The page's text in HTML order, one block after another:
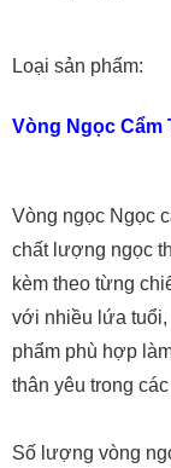
Loại sản phẩm:
Vòng Ngọc Cẩm
Vòng ngọc Ngọc
chất lượng ngọc
kèm theo từng
với nhiều lứa tuổi,
phẩm phù hợp
thân yêu trong
Số lượng vòng